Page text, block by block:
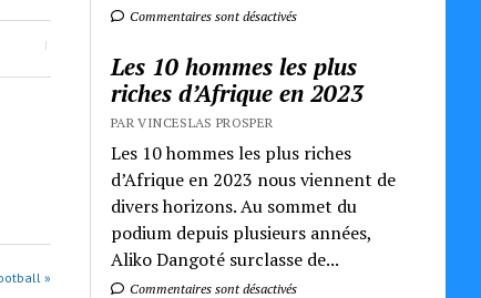
»
Commentaires sont désactivés
Les 10 hommes les plus
riches d’Afrique en 2023
PAR VINCESLAS PROSPER
Les 10 hommes les plus riches
d’Afrique en 2023 nous viennent de
divers horizons. Au sommet du
podium depuis plusieurs années,
Aliko Dangoté surclasse de...
Commentaires sont désactivés